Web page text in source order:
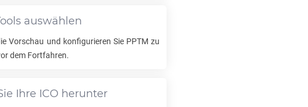
auswählen
Vorschau und konfigurieren Sie PPTM zu
dem Fortfahren.
Ihre ICO herunter